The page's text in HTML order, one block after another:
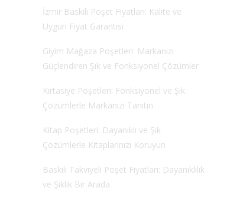
İzmir Baskılı Poşet Fiyatları: Kalite ve
Uygun Fiyat Garantisi
Giyim Mağaza Poşetleri: Markanızı
Güçlendiren Şık ve Fonksiyonel Çözümler
Kırtasiye Poşetleri: Fonksiyonel ve Şık
Çözümlerle Markanızı Tanıtın
Kitap Poşetleri: Dayanıklı ve Şık
Çözümlerle Kitaplarınızı Koruyun
Baskılı Takviyeli Poşet Fiyatları: Dayanıklılık
ve Şıklık Bir Arada